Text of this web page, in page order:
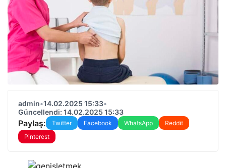
admin•14.02.2025 15:33•
Güncellendi: 14.02.2025 15:33
Paylaş: Twitter Facebook WhatsApp
Reddit
Pinterest